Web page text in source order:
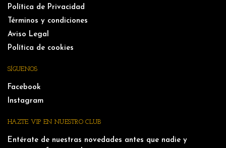
Política de Privacidad
Términos y condiciones
Aviso Legal
Política de cookies
SÍGUENOS
Facebook
Instagram
HAZTE VIP EN NUESTRO CLUB
Entérate de nuestras novedades antes que nadie y